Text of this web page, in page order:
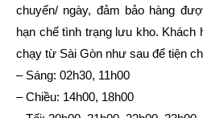
chuyến/ ngày, đảm bảo hàng
hạn chế tình trạng lưu kho. Khách
chạy từ Sài Gòn như sau để tiện
– Sáng: 02h30, 11h00
– Chiều: 14h00, 18h00